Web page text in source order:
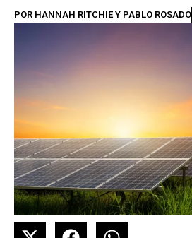
POR HANNAH RITCHIE Y PABLO ROSADO